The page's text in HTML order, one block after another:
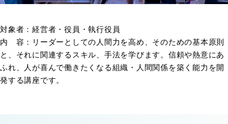
対象者：経営者・役員・執行役員
内 容：リーダーとしての人間力を高め、そのための基本原則
と、それに関連するスキル、手法を学びます。信頼や熱意にあ
ふれ、人が喜んで働きたくなる組織・人間関係を築く能力を開
発する講座です。